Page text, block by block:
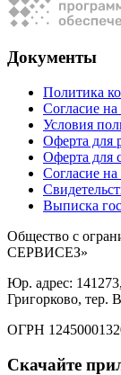
Документы
Политика
Согласие
Условия
Оферта для
Оферта для
Согласие
Выписка
Общество с
СЕРВИСЕЗ»
Юр. адрес:
Григорково, тер.
ОГРН
Скачайте